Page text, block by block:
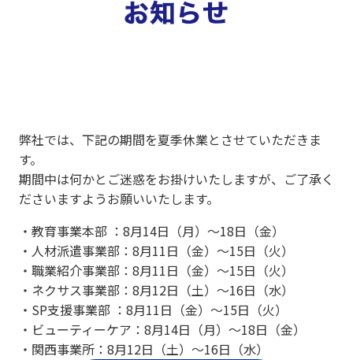
弊社では、下記の期間を夏季休業とさせていただきま
す。
期間中は何かとご迷惑をお掛けいたしますが、ご了承く
ださいますようお願いいたします。
・教育事業本部 ：8月14日（月）～18日（金）
・人材派遣事業部：8月11日（金）～15日（火）
・職業紹介事業部：8月11日（金）～15日（火）
・ネクサス事業部：8月12日（土）～16日（水）
・SP支援事業部 ：8月11日（金）～15日（火）
・ビューティーケア：8月14日（月）～18日（金）
・関西事業所：8月12日（土）～16日（水）